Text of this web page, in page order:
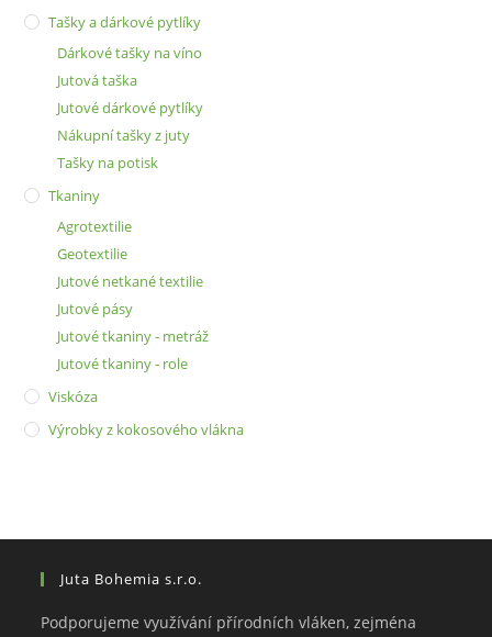
Tašky a dárkové pytlíky
Dárkové tašky na víno
Jutová taška
Jutové dárkové pytlíky
Nákupní tašky z juty
Tašky na potisk
Tkaniny
Agrotextilie
Geotextilie
Jutové netkané textilie
Jutové pásy
Jutové tkaniny - metráž
Jutové tkaniny - role
Viskóza
Výrobky z kokosového vlákna
Juta Bohemia s.r.o.
Podporujeme využívání přírodních vláken, zejména